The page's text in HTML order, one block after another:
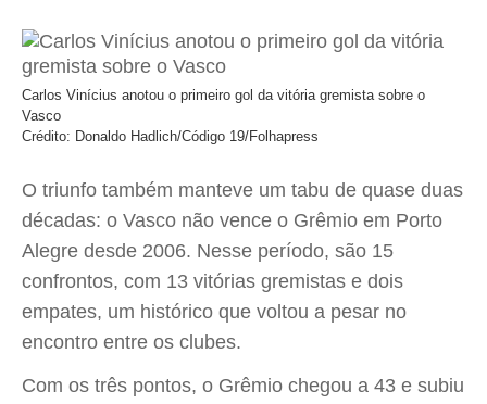
Carlos Vinícius anotou o primeiro gol da vitória gremista sobre o
Vasco
Crédito: Donaldo Hadlich/Código 19/Folhapress
O triunfo também manteve um tabu de quase duas
décadas: o Vasco não vence o Grêmio em Porto
Alegre desde 2006. Nesse período, são 15
confrontos, com 13 vitórias gremistas e dois
empates, um histórico que voltou a pesar no
encontro entre os clubes.
Com os três pontos, o Grêmio chegou a 43 e subiu